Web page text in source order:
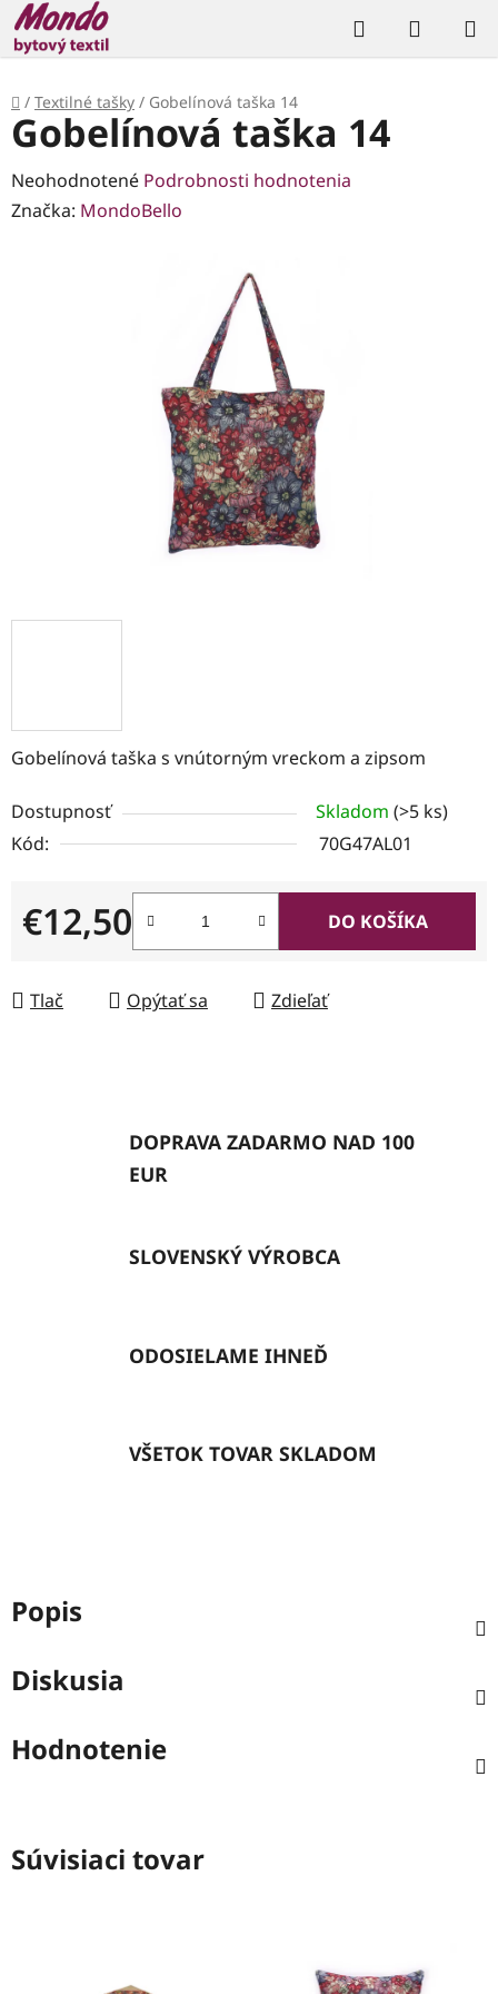
Prejsť
na
obsah
Hľadať
KOŠÍK
Domov
/ Textilné tašky / Gobelínová taška 14
Gobelínová taška s vnútorným vreckom a zipsom
Dostupnosť Skladom (>5 ks)
Kód:
70G47AL01
€12,50
Jednotková cena:
DO KOŠÍKA
Tlač Opýtať sa Zdieľať
Gobelínová taška 14
Priemerné
hodnotenie
Neohodnotené Podrobnosti hodnotenia
Značka: MondoBello
DOPRAVA ZADARMO NAD 100
EUR
SLOVENSKÝ VÝROBCA
ODOSIELAME IHNEĎ
VŠETOK TOVAR SKLADOM
Popis
Diskusia
Hodnotenie
Súvisiaci tovar